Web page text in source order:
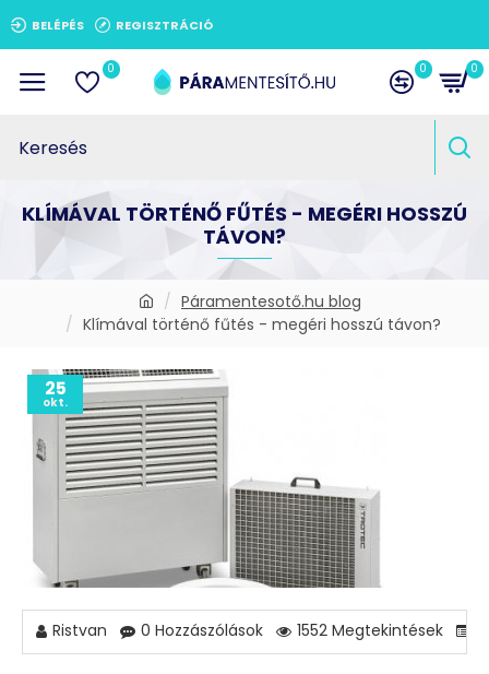
BELÉPÉS REGISZTRÁCIÓ
0 0 0
Páramentesotő.hu blog
Klímával történő fűtés - megéri hosszú távon?
KLÍMÁVAL TÖRTÉNŐ FŰTÉS - MEGÉRI HOSSZÚ
TÁVON?
25
okt.
Ristvan 0 Hozzászólások 1552 Megtekintések